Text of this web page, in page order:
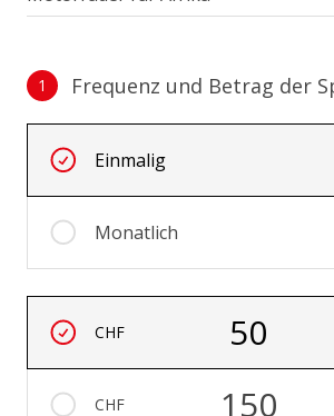
1 Frequenz und Betrag der
Einmalig
Monatlich
CHF 50
CHF 150